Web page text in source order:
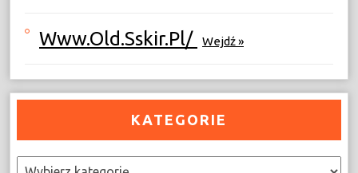
Www.old.sskir.pl/ Wejdź »
KATEGORIE
Kategorie